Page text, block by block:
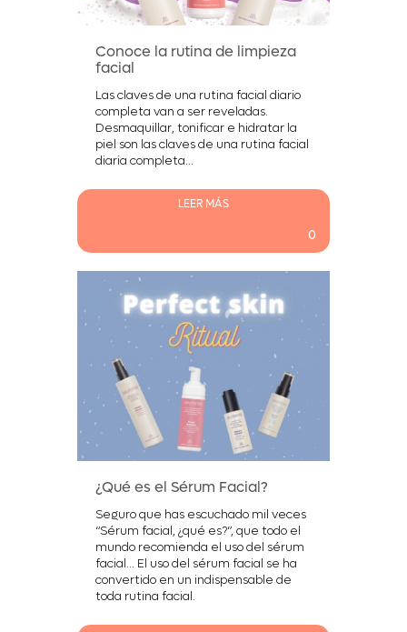
Conoce la rutina de limpieza
facial
Las claves de una rutina facial diario
completa van a ser reveladas.
Desmaquillar, tonificar e hidratar la
piel son las claves de una rutina facial
diaria completa...
LEER MÁS
0
¿Qué es el Sérum Facial?
Seguro que has escuchado mil veces
“Sérum facial, ¿qué es?”, que todo el
mundo recomienda el uso del sérum
facial… El uso del sérum facial se ha
convertido en un indispensable de
toda rutina facial.